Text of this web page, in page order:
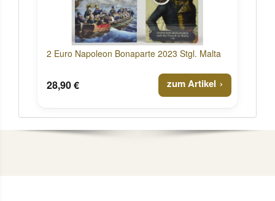
2 Euro Napoleon Bonaparte 2023 Stgl. Malta
28,90 € zum Artikel